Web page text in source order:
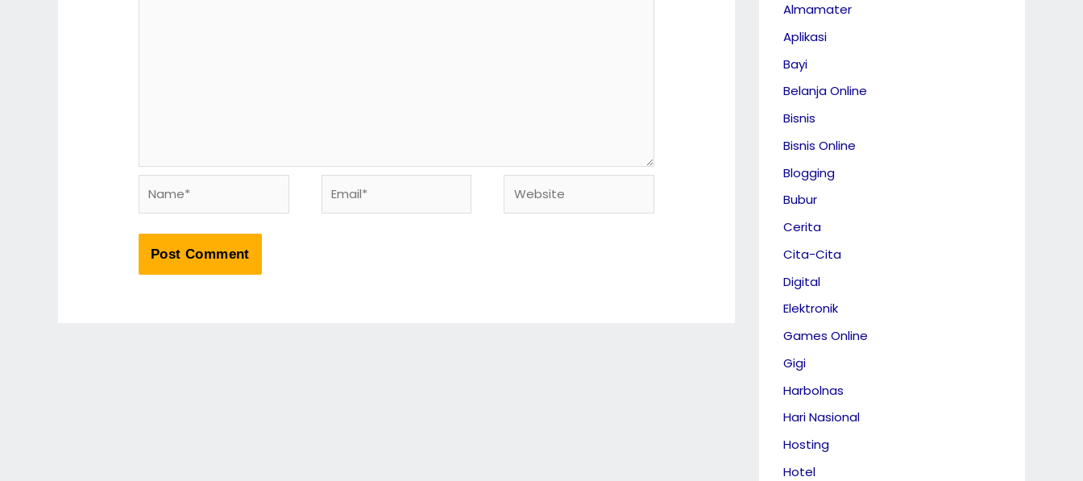
Almamater
Aplikasi
Bayi
Belanja Online
Bisnis
Bisnis Online
Blogging
Bubur
Cerita
Cita-Cita
Digital
Elektronik
Games Online
Gigi
Harbolnas
Hari Nasional
Hosting
Hotel